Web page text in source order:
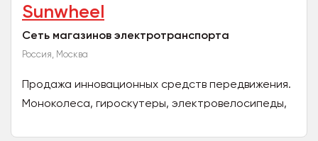
Sunwheel
Cеть магазинов электротранспорта
Россия, Москва
Продажа инновационных средств передвижения.
Моноколеса, гироскутеры, электровелосипеды,